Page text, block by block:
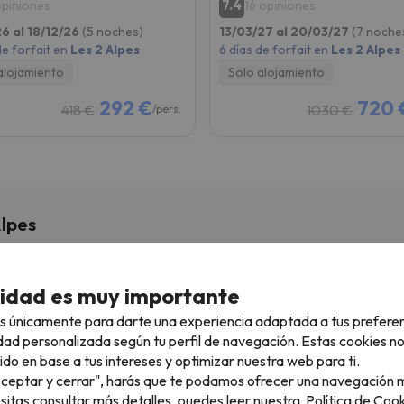
al 18/12/26 (5 noches)
forfait en Les 2 Alpes
418 € 292 €/pers.
7.4 16 opiniones
13/03/27 al 20/03/27 (7
6 días de forfait en Les 2 Alpes
Solo alojamiento
1030 € 720
y estudios multi residences 1650
Deux Alpes
en la localidad de Deux Alpes, a pie de pistas de la
es muy importante
únicamente para darte una experiencia adaptada a tus
personalizada según tu perfil de navegación. Estas cookies
en base a tus intereses y optimizar nuestra web para ti.
y cerrar", harás que te podamos ofrecer una navegación
consultar más detalles, puedes leer nuestra Política de